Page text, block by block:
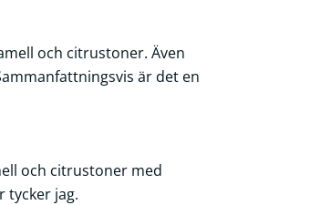
och citrustoner. Även
är det en
och citrustoner med
tycker jag.